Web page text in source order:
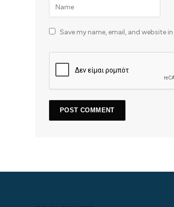
Save my name, email, and website